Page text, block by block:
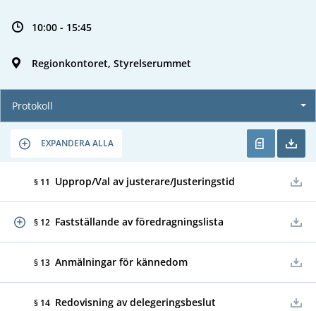
10:00 - 15:45
Regionkontoret, Styrelserummet
Protokoll
EXPANDERA ALLA
§ 11 Upprop/Val av justerare/Justeringstid
§ 12 Fastställande av föredragningslista
§ 13 Anmälningar för kännedom
§ 14 Redovisning av delegeringsbeslut